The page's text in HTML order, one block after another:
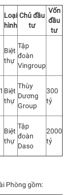
Loại
hình
Chủ đầu
tư
Vốn
đầu
tư
Biệt
thự
Tập
đoàn
Vingroup
Biệt
thự
Thùy
Dương
Group
300
tỷ
Biệt
thự
Tập
đoàn
Daso
2000
tỷ
Phòng gồm: